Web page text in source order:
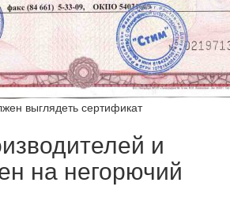
выглядеть сертификат
и
на негорючий